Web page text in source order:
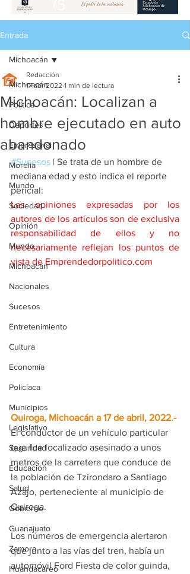
Entrada
Michoacán
Política
Deportes
Empresarial
Morelia
Mundo
Sociedad
Opinión
Mundo
Michoacán
Nacionales
Sucesos
Entretenimiento
Cultura
Economía
Policíaca
Municipios
Legislativo
Seguridad
Educación
Salud
Gobierno
Guanajuato
Zamora
Huandacareo
Michoacán
Michoacán: Localizan a
hombre ejecutado en auto
abandonado
Redacción
17 abr 2022 1 min de lectura
#Sucesos | Se trata de un hombre de
mediana edad y esto indica el reporte
pericial:
Las opiniones expresadas por los
autores de los artículos son de exclusiva
responsabilidad de ellos y no
necesariamente reflejan los puntos de
vista de Emprendedorpolitico.com
Quiroga, Michoacán a 17 de abril, 2022.-
El conductor de un vehículo particular
que fue localizado asesinado a unos
metros de la carretera que conduce de
la población de Tzirondaro a Santiago
Azajo, perteneciente al municipio de
Quiroga.
Los números de emergencia alertaron
que junto a las vías del tren, había un
automóvil Ford Fiesta de color guinda,